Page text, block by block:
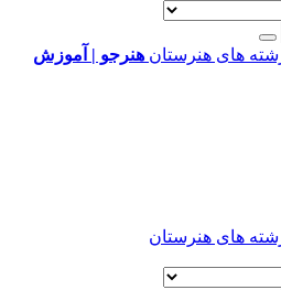
هنرجو | آموزش